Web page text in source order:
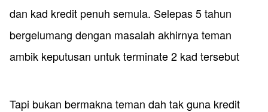
dan kad kredit penuh semula. Selepas 5 tahun
bergelumang dengan masalah akhirnya teman
ambik keputusan untuk terminate 2 kad tersebut
Tapi bukan bermakna teman dah tak guna kredit